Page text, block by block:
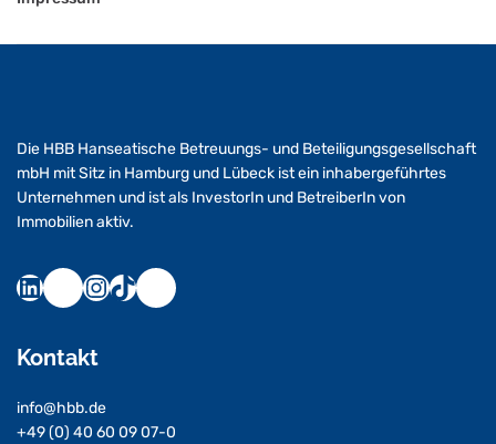
Die HBB Hanseatische Betreuungs- und Beteiligungsgesellschaft
mbH mit Sitz in Hamburg und Lübeck ist ein inhabergeführtes
Unternehmen und ist als InvestorIn und BetreiberIn von
Immobilien aktiv.
Kontakt
info@hbb.de
+49 (0) 40 60 09 07-0